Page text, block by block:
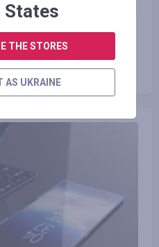
від нього
States
THE STORES
AS UKRAINE